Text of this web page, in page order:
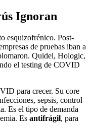
Ignoran
esquizofrénico. Post-
de pruebas iban a
Quidel, Hologic,
el testing de COVID
para crecer. Su core
sepsis, control
Es el tipo de demanda
Es antifrágil, para